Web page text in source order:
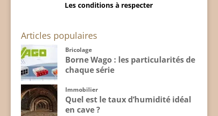
Les conditions à respecter
Articles populaires
Bricolage
Borne Wago : les particularités de
chaque série
Immobilier
Quel est le taux d’humidité idéal
en cave ?